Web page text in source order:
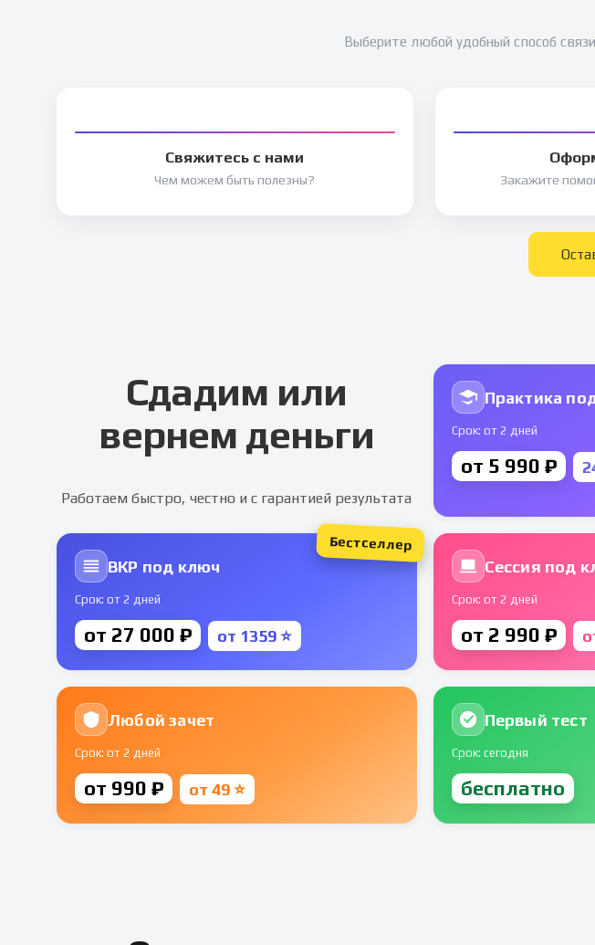
Выберите любой удобный способ
Свяжитесь с нами
Чем можем быть полезны? Закажите
Сдадим или
вернем деньги
Работаем быстро, честно и с гарантией результата
Практика
Срок: от 2 дней
от 5 990 ₽
ВКР под ключ
Срок: от 2 дней
от 27 000 ₽ от 1359 ⭐
Бестселлер
Сессия под
Срок: от 2 дней
от 2 990 ₽
Любой зачет
Срок: от 2 дней
от 990 ₽ от 49 ⭐
Первый тест
Срок: сегодня
бесплатно